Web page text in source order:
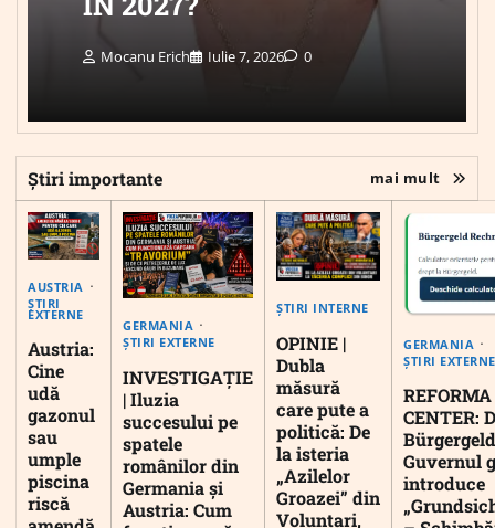
Mocanu Erich Iulie 7, 2026 0
Știri importante mai mult
AUSTRIA
ȘTIRI
EXTERNE
Austria:
Cine
udă
gazonul
sau
umple
piscina
riscă
GERMANIA
ȘTIRI EXTERNE
INVESTIGAȚIE
| Iluzia
succesului pe
spatele
românilor din
Germania și
Austria: Cum
ȘTIRI INTERNE
OPINIE |
Dubla
măsură
care pute a
politică: De
la isteria
„Azilelor
Groazei” din
Voluntari,
GERMANIA
ȘTIRI EXTERNE
CENTER:
Guvernul
introduce